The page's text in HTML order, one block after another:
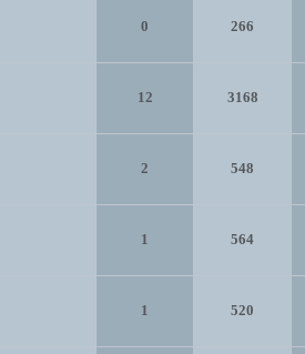
0
266
12
3168
2
548
1
564
1
520